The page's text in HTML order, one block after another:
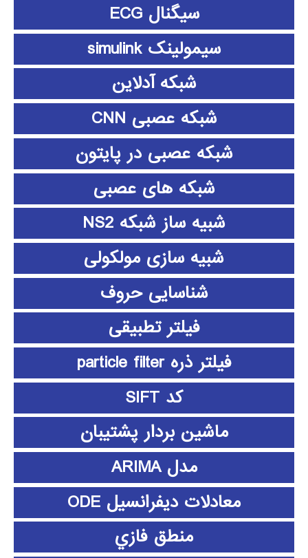
سیگنال ECG
سیمولینک simulink
شبکه آدلاین
شبکه عصبی CNN
شبکه عصبی در پایتون
شبکه های عصبی
شبیه ساز شبکه NS2
شبیه سازی مولکولی
شناسایی حروف
فیلتر تطبیقی
فیلتر ذره particle filter
کد SIFT
ماشین بردار پشتیبان
مدل ARIMA
معادلات دیفرانسیل ODE
منطق فازي